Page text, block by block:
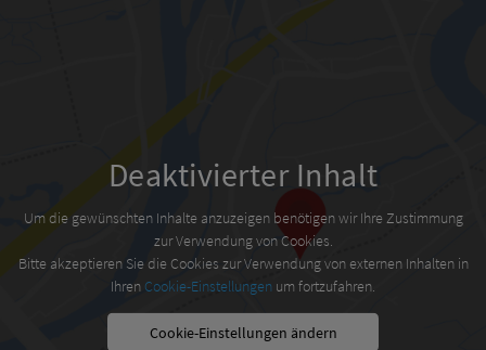
Deaktivierter Inhalt
Um die gewünschten Inhalte anzuzeigen benötigen wir Ihre Zustimmung
zur Verwendung von Cookies.
Bitte akzeptieren Sie die Cookies zur Verwendung von externen Inhalten in
Ihren Cookie-Einstellungen um fortzufahren.
Cookie-Einstellungen ändern